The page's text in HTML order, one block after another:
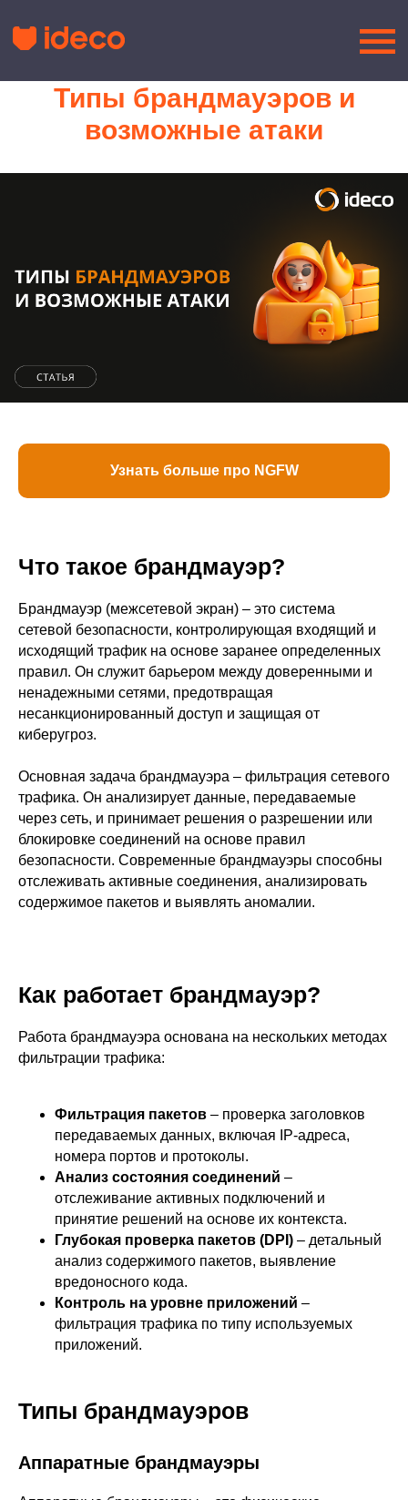
Типы брандмауэров и
возможные атаки
Узнать больше про NGFW
Что такое брандмауэр?
Брандмауэр (межсетевой экран) – это система
сетевой безопасности, контролирующая входящий и
исходящий трафик на основе заранее определенных
правил. Он служит барьером между доверенными и
ненадежными сетями, предотвращая
несанкционированный доступ и защищая от
киберугроз.
Основная задача брандмауэра – фильтрация сетевого
трафика. Он анализирует данные, передаваемые
через сеть, и принимает решения о разрешении или
блокировке соединений на основе правил
безопасности. Современные брандмауэры способны
отслеживать активные соединения, анализировать
содержимое пакетов и выявлять аномалии.
Как работает брандмауэр?
Работа брандмауэра основана на нескольких методах
фильтрации трафика:
Фильтрация пакетов – проверка заголовков
передаваемых данных, включая IP-адреса,
номера портов и протоколы.
Анализ состояния соединений –
отслеживание активных подключений и
принятие решений на основе их контекста.
Глубокая проверка пакетов (DPI) – детальный
анализ содержимого пакетов, выявление
вредоносного кода.
Контроль на уровне приложений –
фильтрация трафика по типу используемых
приложений.
Типы брандмауэров
Аппаратные брандмауэры